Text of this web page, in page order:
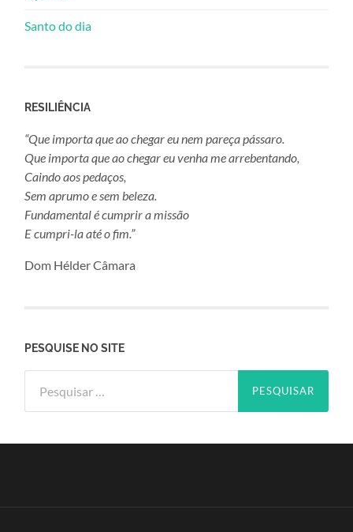
Santo do dia
RESILIÊNCIA
“Que importa que ao chegar eu nem pareça pássaro.
Que importa que ao chegar eu venha me arrebentando,
Caindo aos pedaços,
Sem aprumo e sem beleza.
Fundamental é cumprir a missão
E cumpri-la até o fim.”
Dom Hélder Câmara
PESQUISE NO SITE
por: